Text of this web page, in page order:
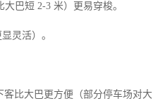
巴短 2-3 米）更易穿梭。
灵活）。
客比大巴更方便（部分停车场对大